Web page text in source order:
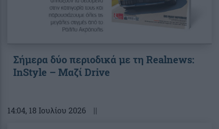
Σήμερα δύο περιοδικά με τη Realnews:
InStyle – Μαζί Drive
14:04, 18 Ιουλίου 2026 ||